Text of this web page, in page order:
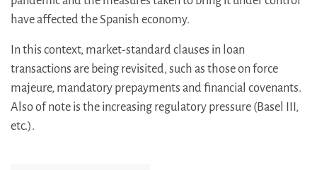
have affected the Spanish economy.
In this context, market-standard clauses in loan
transactions are being revisited, such as those on force
majeure, mandatory prepayments and financial covenants.
Also of note is the increasing regulatory pressure (Basel III,
etc.).